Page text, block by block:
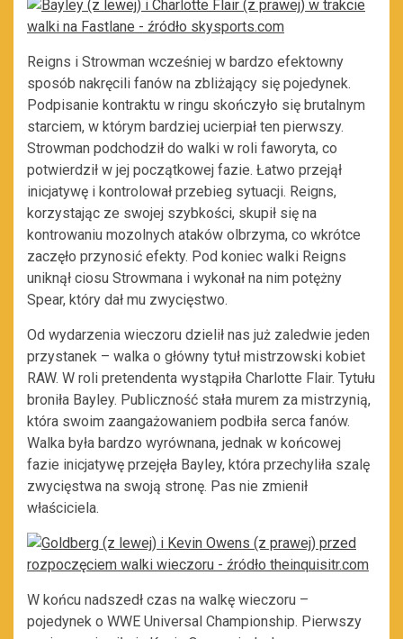
Reigns i Strowman wcześniej w bardzo efektowny
sposób nakręcili fanów na zbliżający się pojedynek.
Podpisanie kontraktu w ringu skończyło się brutalnym
starciem, w którym bardziej ucierpiał ten pierwszy.
Strowman podchodził do walki w roli faworyta, co
potwierdził w jej początkowej fazie. Łatwo przejął
inicjatywę i kontrolował przebieg sytuacji. Reigns,
korzystając ze swojej szybkości, skupił się na
kontrowaniu mozolnych ataków olbrzyma, co wkrótce
zaczęło przynosić efekty. Pod koniec walki Reigns
uniknął ciosu Strowmana i wykonał na nim potężny
Spear, który dał mu zwycięstwo.
Od wydarzenia wieczoru dzielił nas już zaledwie jeden
przystanek – walka o główny tytuł mistrzowski kobiet
RAW. W roli pretendenta wystąpiła Charlotte Flair. Tytułu
broniła Bayley. Publiczność stała murem za mistrzynią,
która swoim zaangażowaniem podbiła serca fanów.
Walka była bardzo wyrównana, jednak w końcowej
fazie inicjatywę przejęła Bayley, która przechyliła szalę
zwycięstwa na swoją stronę. Pas nie zmienił
właściciela.
W końcu nadszedł czas na walkę wieczoru –
pojedynek o WWE Universal Championship. Pierwszy